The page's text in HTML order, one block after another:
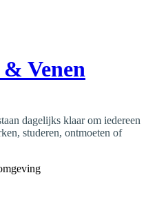
Venen
dagelijks klaar om iedereen
studeren, ontmoeten of